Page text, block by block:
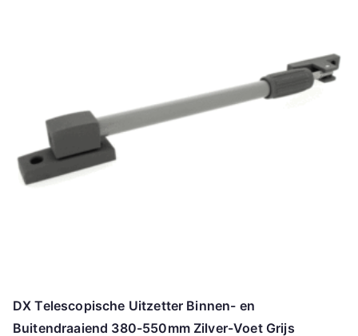
DX Telescopische Uitzetter Binnen- en
Buitendraaiend 380-550mm Zilver-Voet Grijs